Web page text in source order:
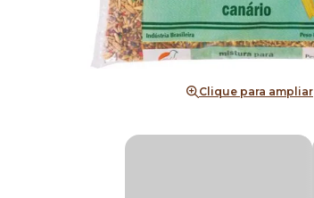
Clique para ampliar